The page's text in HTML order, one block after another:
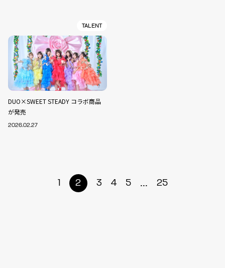
TALENT
DUO×SWEET STEADY コラボ商品
が発売
2026.02.27
1 2 3 4 5 ... 25